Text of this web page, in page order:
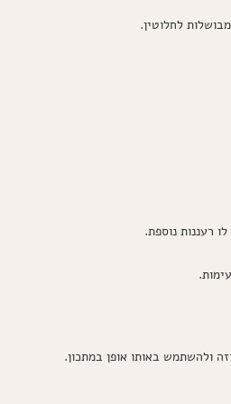
רעננות נוספת.
ולהשתמש באותו אופן במתכון.